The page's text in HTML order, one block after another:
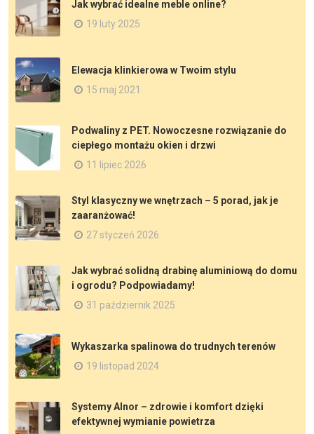
Jak wybrać idealne meble online?
19 luty 2025
Elewacja klinkierowa w Twoim stylu
15 maj 2021
Podwaliny z PET. Nowoczesne rozwiązanie do
ciepłego montażu okien i drzwi
11 lipiec 2026
Styl klasyczny we wnętrzach – 5 porad, jak je
zaaranżować!
27 styczeń 2026
Jak wybrać solidną drabinę aluminiową do domu
i ogrodu? Podpowiadamy!
31 październik 2025
Wykaszarka spalinowa do trudnych terenów
19 listopad 2024
Systemy Alnor – zdrowie i komfort dzięki
efektywnej wymianie powietrza